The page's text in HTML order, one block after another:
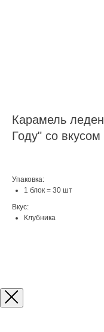
Карамель
Году" со вкусом
Упаковка:
1 блок = 30 шт
Вкус:
Клубника